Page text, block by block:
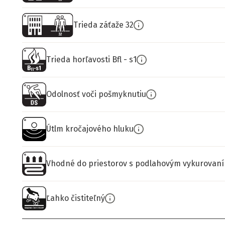
Trieda záťaže 32
Trieda horľavosti Bfl - s1
Odolnosť voči pošmyknutiu
Útlm kročajového hluku
Vhodné do priestorov s podlahovým
Ľahko čistiteľný